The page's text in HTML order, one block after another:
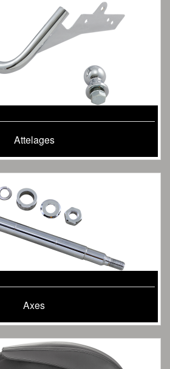
Attelages
Axes